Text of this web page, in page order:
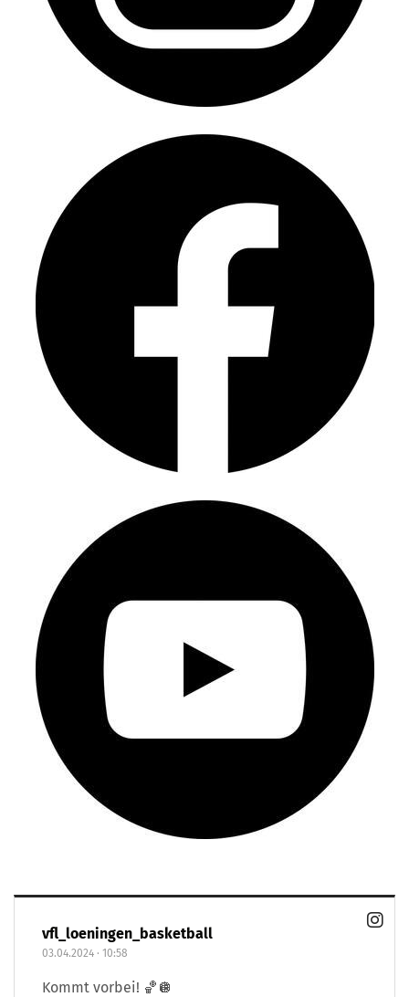
vfl_loeningen_basketball
03.04.2024 · 10:58
Kommt vorbei! 🏀🪩